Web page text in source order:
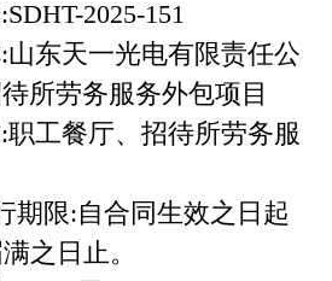
:SDHT-2025-151
:山东天一光电有限责任公
所劳务服务外包项目
:职工餐厅、招待所劳务服
期限:自合同生效之日起
之日止。